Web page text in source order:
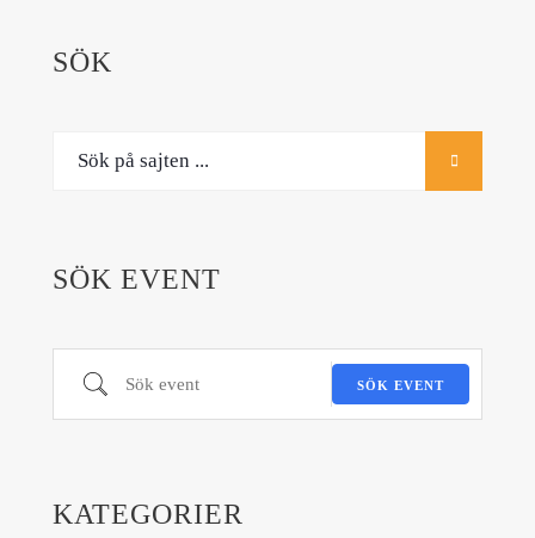
SÖK
SÖK EVENT
Sök event SÖK EVENT
KATEGORIER